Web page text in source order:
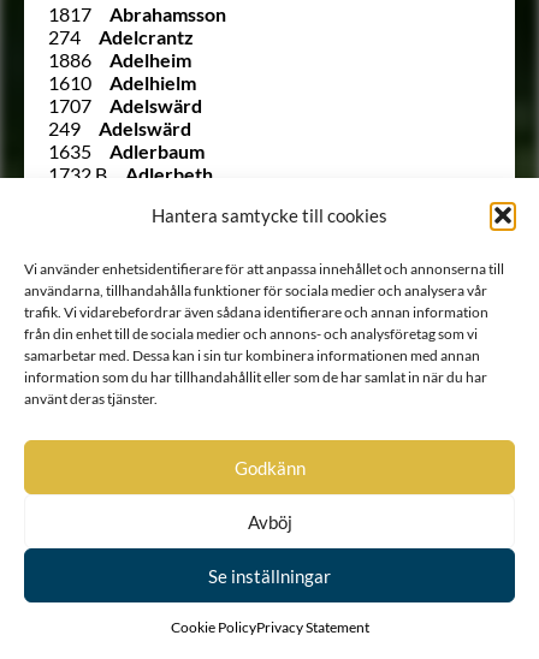
Hantera samtycke till cookies
Vi använder enhetsidentifierare för att anpassa innehållet och annonserna till
användarna, tillhandahålla funktioner för sociala medier och analysera vår
trafik. Vi vidarebefordrar även sådana identifierare och annan information
från din enhet till de sociala medier och annons- och analysföretag som vi
samarbetar med. Dessa kan i sin tur kombinera informationen med annan
information som du har tillhandahållit eller som de har samlat in när du har
använt deras tjänster.
Godkänn
Avböj
Se inställningar
Cookie PolicyPrivacy Statement
1817
Abrahamsson
274
Adelcrantz
1886
Adelheim
1610
Adelhielm
1707
Adelswärd
249
Adelswärd
1635
Adlerbaum
1732 B
Adlerbeth
Adlerbrandt
1720
Adlerfors
1632
Adlerheim
266
Adlermarck
1988
Adlersparre
2057
Adlerstam
1816
Adlerstolpe
1765 B
Adlerstråhle
2000
Adlerwald
Ointroducerad
von Alstrin
af Apelblad
164
Appelbom
Appelman